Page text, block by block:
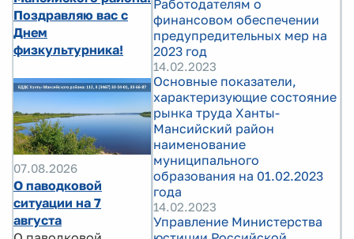
Поздравляю вас с
Днем
физкультурника!
07.08.2026
О паводковой
ситуации на 7
августа
Работодателям о
финансовом обеспечении
предупредительных мер на
2023 год
14.02.2023
Основные показатели,
характеризующие состояние
рынка труда Ханты-
Мансийский район
наименование
муниципального
образования на 01.02.2023
года
14.02.2023
Управление Министерства